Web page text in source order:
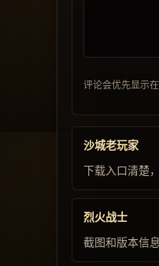
评论会优先显示
沙城老玩家
下载入口清楚
烈火战士
截图和版本信